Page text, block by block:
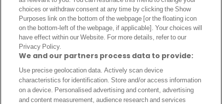
Qui sommes-nous ?
Auteurs
Politique éditoriale
Notice Légale
Politique de confidentialité
Contactez-nous
choices or withdraw consent at any time by clicking the Show
Purposes link on the bottom of the webpage [or the floating icon
on the bottom-left of the webpage, if applicable]. Your choices will
have effect within our Website. For more details, refer to our
Privacy Policy.
We and our partners process data to provide:
Use precise geolocation data. Actively scan device
characteristics for identification. Store and/or access information
on a device. Personalised advertising and content, advertising
and content measurement, audience research and services